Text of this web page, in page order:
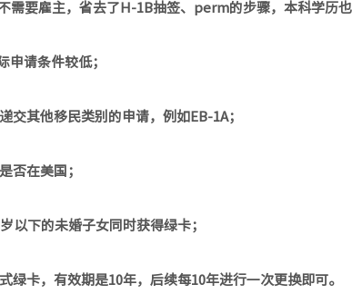
需要雇主，省去了H-1B抽签、perm的步骤，本科学历也
申请条件较低；
交其他移民类别的申请，例如EB-1A；
否在美国；
以下的未婚子女同时获得绿卡；
绿卡，有效期是10年，后续每10年进行一次更换即可。